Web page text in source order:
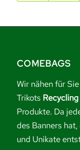
COMEBAGS
Wir nähen für
Trikots
Produkte. Da
des Banners
und Unikate